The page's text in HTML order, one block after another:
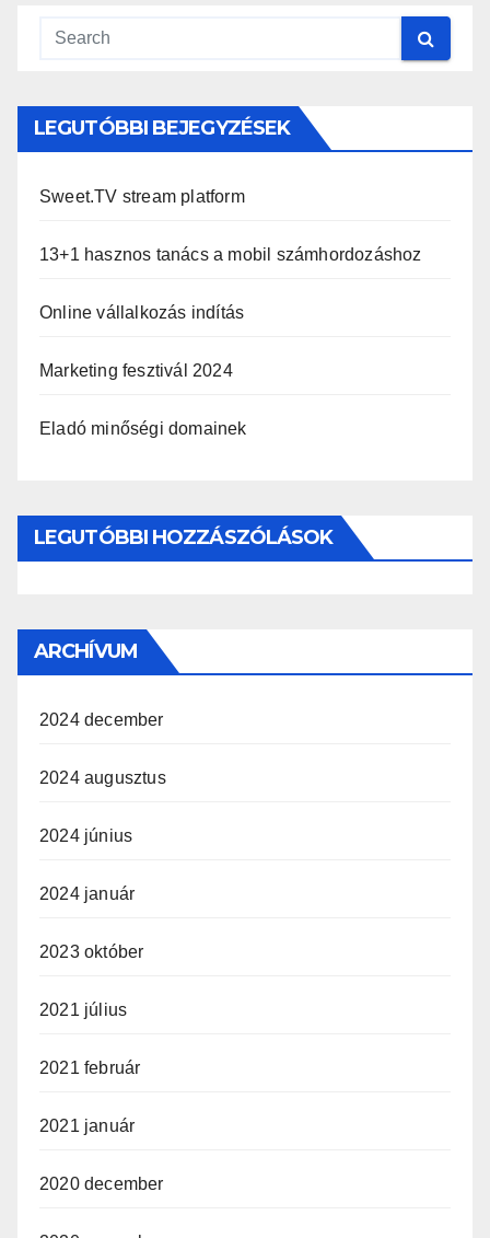
LEGUTÓBBI BEJEGYZÉSEK
Sweet.TV stream platform
13+1 hasznos tanács a mobil számhordozáshoz
Online vállalkozás indítás
Marketing fesztivál 2024
Eladó minőségi domainek
LEGUTÓBBI HOZZÁSZÓLÁSOK
ARCHÍVUM
2024 december
2024 augusztus
2024 június
2024 január
2023 október
2021 július
2021 február
2021 január
2020 december